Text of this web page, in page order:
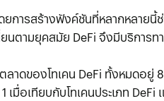
ารสร้างฟังค์ชันที่หลากหลายนี้ช่
นตามยุคสมัย DeFi จึงมีบริการท
ลาดของโทเคน DeFi ทั้งหมดอ
อเทียบกับโทเคนประเภท